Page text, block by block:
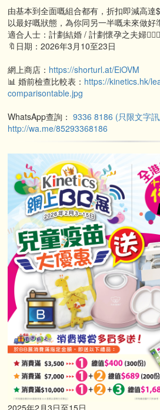
由基本到全面嘅組合都有，折扣即減高達
以最好嘅狀態，為你同另一半嘅未來做好
適合人士：計劃結婚 / 計劃懷孕之夫婦
🔖日期：2026年3月10至23日
網上商店： https://shorturl.at/EiOVM
📊 婚前檢查比較表： https://kinetics.hk/
comparisontable.jpg
WhatsApp查詢： 9336 8186 (只限文字
http://wa.me/85293368186
2025年2月3日至15日